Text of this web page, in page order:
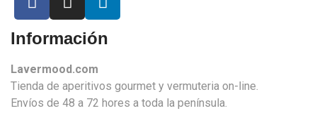
Información
Lavermood.com
Tienda de aperitivos gourmet y vermuteria on-line.
Envíos de 48 a 72 hores a toda la península.